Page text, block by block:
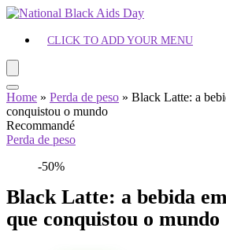
CLICK TO ADD YOUR MENU
Home » Perda de peso » Black Latte: a
conquistou o mundo
Recommandé
Perda de peso
-50%
Black Latte: a bebida
que conquistou o mundo